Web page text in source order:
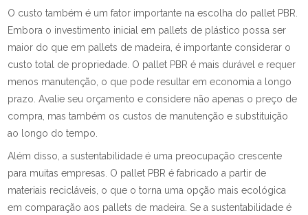
O custo também é um fator importante na escolha do pallet PBR.
Embora o investimento inicial em pallets de plástico possa ser
maior do que em pallets de madeira, é importante considerar o
custo total de propriedade. O pallet PBR é mais durável e requer
menos manutenção, o que pode resultar em economia a longo
prazo. Avalie seu orçamento e considere não apenas o preço de
compra, mas também os custos de manutenção e substituição
ao longo do tempo.
Além disso, a sustentabilidade é uma preocupação crescente
para muitas empresas. O pallet PBR é fabricado a partir de
materiais recicláveis, o que o torna uma opção mais ecológica
em comparação aos pallets de madeira. Se a sustentabilidade é